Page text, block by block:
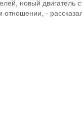
новый двигатель
-